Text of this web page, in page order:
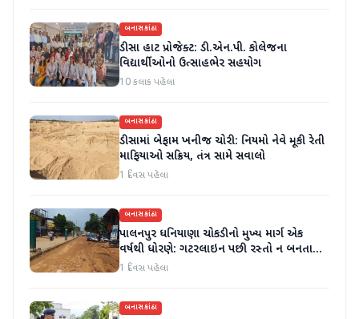
બનાસકાંઠા
ડીસા હાટ પ્રોજેક્ટ: ડી.એન.પી. કોલેજના
વિદ્યાર્થીઓનો ઉત્સાહભેર સહયોગ
10 કલાક પહેલા
બનાસકાંઠા
ડીસામાં બેફામ ખનીજ ચોરી: નિયમો નેવે મૂકી રેતી
માફિયાઓ સક્રિય, તંત્ર સામે સવાલો
1 દિવસ પહેલા
બનાસકાંઠા
પાલનપુર ધનિયાણા ચોકડીનો મુખ્ય માર્ગ એક
વર્ષથી ધોરણે: ગટરલાઇન પછી રસ્તો ન બનતા
હાલાકી
1 દિવસ પહેલા
બનાસકાંઠા